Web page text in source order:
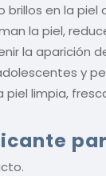
en la piel
la piel,
la aparición
y
limpia,